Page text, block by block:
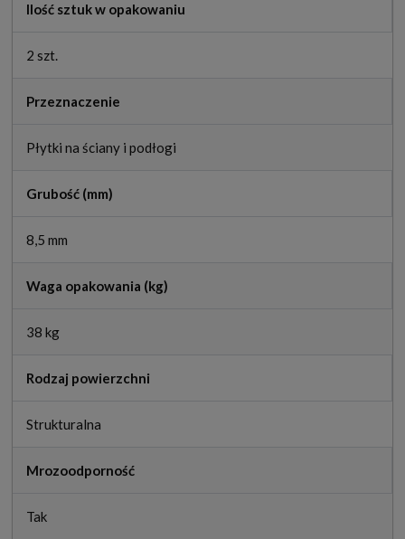
Ilość sztuk w opakowaniu
2 szt.
Przeznaczenie
Płytki na ściany i podłogi
Grubość (mm)
8,5 mm
Waga opakowania (kg)
38 kg
Rodzaj powierzchni
Strukturalna
Mrozoodporność
Tak